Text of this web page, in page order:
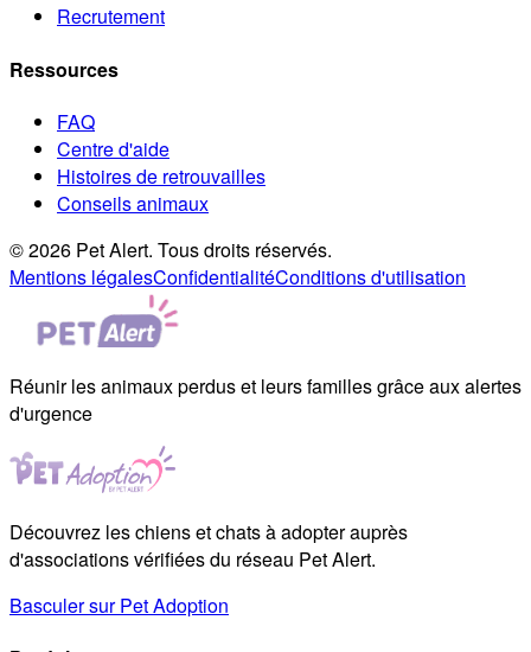
Recrutement
Ressources
FAQ
Centre d'aide
Histoires de retrouvailles
Conseils animaux
© 2026 Pet Alert. Tous droits réservés.
Mentions légalesConfidentialitéConditions d'utilisation
Réunir les animaux perdus et leurs familles grâce aux alertes
d'urgence
Découvrez les chiens et chats à adopter auprès
d'associations vérifiées du réseau Pet Alert.
Basculer sur Pet Adoption